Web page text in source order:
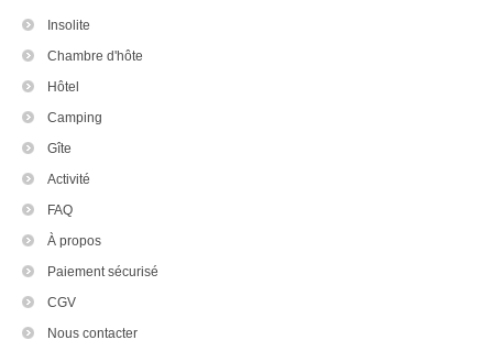
Insolite
Chambre d'hôte
Hôtel
Camping
Gîte
Activité
FAQ
À propos
Paiement sécurisé
CGV
Nous contacter